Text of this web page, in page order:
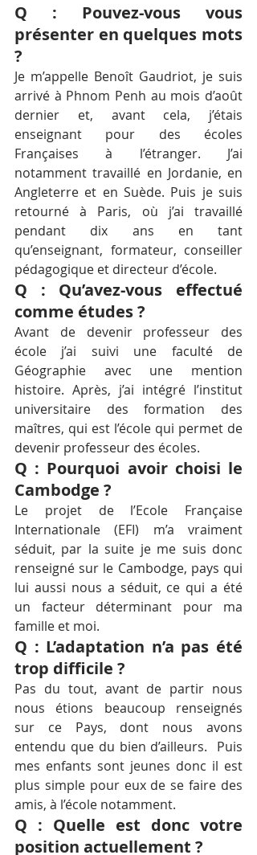
Q : Pouvez-vous vous
présenter en quelques mots
?
Je m’appelle Benoît Gaudriot, je suis
arrivé à Phnom Penh au mois d’août
dernier et, avant cela, j’étais
enseignant pour des écoles
Françaises à l’étranger. J’ai
notamment travaillé en Jordanie, en
Angleterre et en Suède. Puis je suis
retourné à Paris, où j’ai travaillé
pendant dix ans en tant
qu’enseignant, formateur, conseiller
pédagogique et directeur d’école.
Q : Qu’avez-vous effectué
comme études ?
Avant de devenir professeur des
école j’ai suivi une faculté de
Géographie avec une mention
histoire. Après, j’ai intégré l’institut
universitaire des formation des
maîtres, qui est l’école qui permet de
devenir professeur des écoles.
Q : Pourquoi avoir choisi le
Cambodge ?
Le projet de l’Ecole Française
Internationale (EFI) m’a vraiment
séduit, par la suite je me suis donc
renseigné sur le Cambodge, pays qui
lui aussi nous a séduit, ce qui a été
un facteur déterminant pour ma
famille et moi.
Q : L’adaptation n’a pas été
trop difficile ?
Pas du tout, avant de partir nous
nous étions beaucoup renseignés
sur ce Pays, dont nous avons
entendu que du bien d’ailleurs.  Puis
mes enfants sont jeunes donc il est
plus simple pour eux de se faire des
amis, à l’école notamment.
Q : Quelle est donc votre
position actuellement ?